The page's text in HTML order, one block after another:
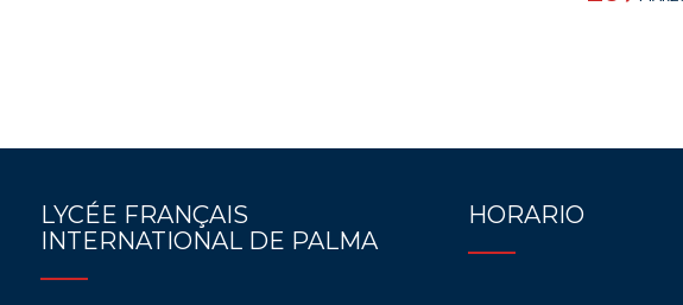
LYCÉE FRANÇAIS
INTERNATIONAL DE PALMA
HORARIO